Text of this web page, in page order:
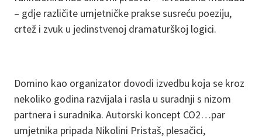
– gdje različite umjetničke prakse susreću poeziju,
crtež i zvuk u jedinstvenoj dramaturškoj logici.
Domino kao organizator dovodi izvedbu koja se kroz
nekoliko godina razvijala i rasla u suradnji s nizom
partnera i suradnika. Autorski koncept CO2…par
umjetnika pripada Nikolini Pristaš, plesačici,